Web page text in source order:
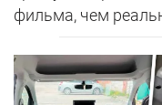
фильма, чем